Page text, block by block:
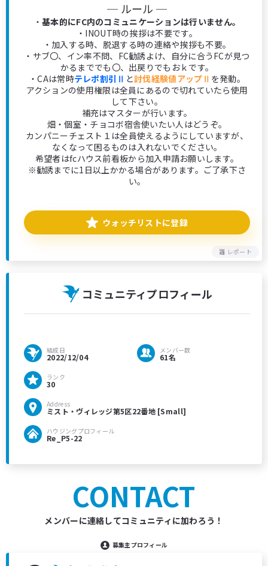
─ ルール ─
・基本的にFC内のコミュニケーションは行いません。
・INOUT時の挨拶は不要です。
・加入する時、脱退する時の連絡や挨拶も不要。
・サブ〇、イン率不問、FC勧誘よけ、自分に合うFCが見つ
かるまででも〇、出戻りでもおｋです。
・CAは常時テレポ割引Ⅱ と討伐経験値アップⅡ を発動。
アクションの使用権限は全員にあるので切れていたら使用
して下さい。
補充はマスターが行います。
畑・個室・チョコボ宿舎使いたい人はどうぞ。
カンパニーチェスト１は全員使えるようにしていますが、
なくなって困るものは入れないでください。
希望者はfcハウス前看板から加入申請お願いします。
※勧誘までに1日以上かかる場合があります。ご了承下さ
い。
レポート
ウォッチリストに登録
コミュニティプロフィール
結成日
2022/12/04
メンバー数
61名
ランク
30
Address
ミスト・ヴィレッジ第5区22番地 [Small]
ハウジングプロフィール
Re_P5-22
CONTACT
メンバーに連絡してコミュニティに加わろう！
募集主プロフィール